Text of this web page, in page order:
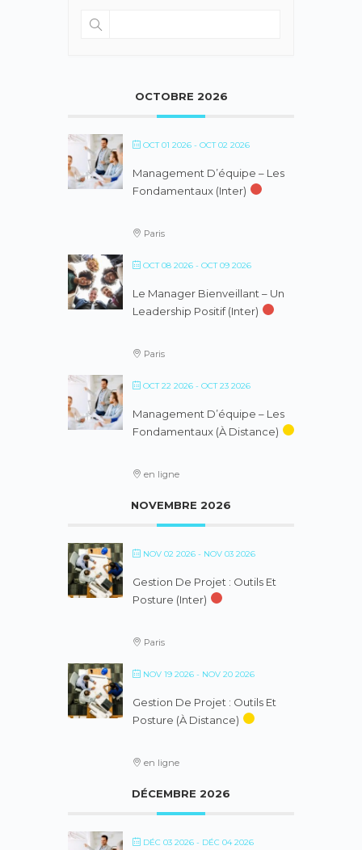
OCTOBRE 2026
OCT 01 2026 - OCT 02 2026
Management D’équipe – Les
Fondamentaux (inter)
Paris
OCT 08 2026 - OCT 09 2026
Le Manager Bienveillant – Un
Leadership Positif (inter)
Paris
OCT 22 2026 - OCT 23 2026
Management D’équipe – Les
Fondamentaux (à Distance)
en ligne
NOVEMBRE 2026
NOV 02 2026 - NOV 03 2026
Gestion De Projet : Outils Et
Posture (inter)
Paris
NOV 19 2026 - NOV 20 2026
Gestion De Projet : Outils Et
Posture (à Distance)
en ligne
DÉCEMBRE 2026
DÉC 03 2026 - DÉC 04 2026